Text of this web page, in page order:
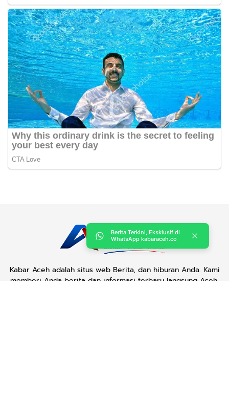
Kabar Aceh adalah situs web Berita, dan hiburan Anda. Kami
memberi Anda berita dan informasi terbaru langsung Aceh.
Berita Terkini, Eksklusif di
WhatsApp kabaraceh.co